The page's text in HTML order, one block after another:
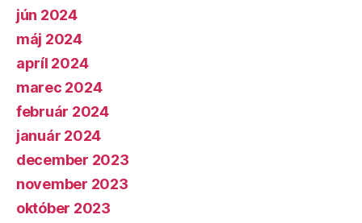
jún 2024
máj 2024
apríl 2024
marec 2024
február 2024
január 2024
december 2023
november 2023
október 2023